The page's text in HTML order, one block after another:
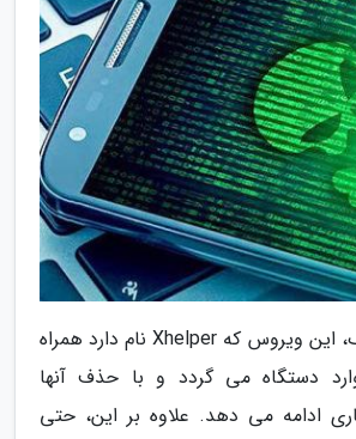
به گزارش اسپوتنیک، این ویروس که Xhelper نام دارد همراه
دستگاه می گردد و با حذف آنها
ادامه می دهد. علاوه بر این، حتی